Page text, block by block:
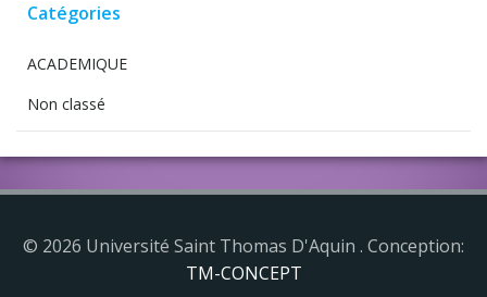
Catégories
ACADEMIQUE
Non classé
© 2026 Université Saint Thomas D'Aquin . Conception:
TM-CONCEPT